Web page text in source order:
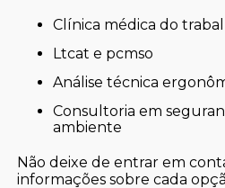
clínica médica do
ltcat e pcmso
análise técnica
consultoria em segurança do trabalho e meio
ambiente
Não deixe de entrar em
informações sobre cada